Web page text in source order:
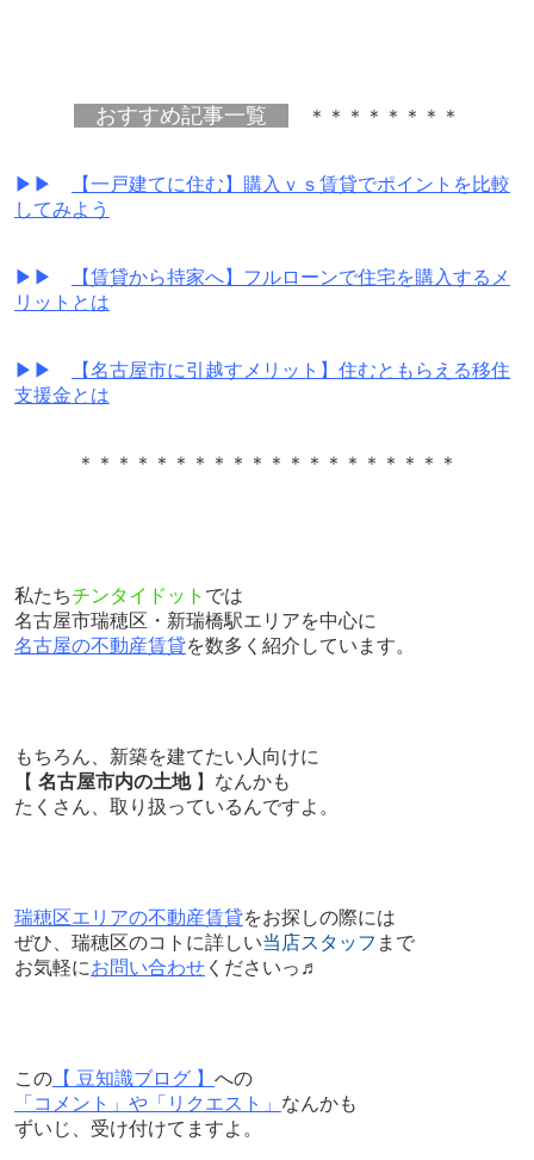
おすすめ記事一覧 ＊＊＊＊＊＊＊＊
▶▶
【一戸建てに住む】購入ｖｓ賃貸でポイントを比較
してみよう
▶▶
【賃貸から持家へ】フルローンで住宅を購入するメ
リットとは
▶▶
【名古屋市に引越すメリット】住むともらえる移住
支援金とは
＊＊＊＊＊＊＊＊＊＊＊＊＊＊＊＊＊＊＊＊
私たちチンタイドット では
名古屋市瑞穂区・新瑞橋駅エリアを中心に
名古屋の不動産賃貸を数多く紹介しています。
もちろん、新築を建てたい人向けに
【 名古屋市内の土地】なんかも
たくさん、取り扱っているんですよ。
瑞穂区エリアの不動産賃貸をお探しの際には
ぜひ、瑞穂区のコトに詳しい当店スタッフ まで
お気軽にお問い合わせくださいっ♬
この【 豆知識ブログ 】 への
「コメント」や「リクエスト」 なんかも
ずいじ、受け付けてますよ。